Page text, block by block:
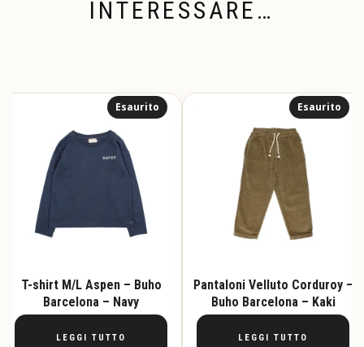
INTERESSARE…
T-shirt M/L Aspen – Buho
Barcelona – Navy
Esaurito
LEGGI TUTTO
Pantaloni Velluto Corduroy –
Buho Barcelona – Kaki
Esaurito
LEGGI TUTTO